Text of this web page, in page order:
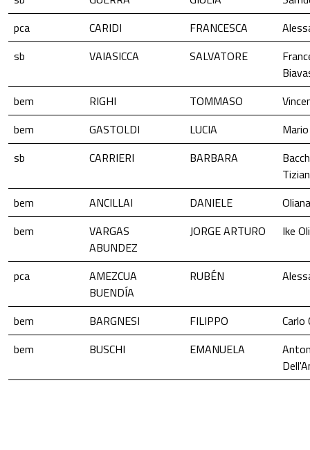
pca
CARIDI FRANCESCA
sb
VAIASICCA SALVATORE
bem
RIGHI TOMMASO
bem
GASTOLDI LUCIA
sb
CARRIERI BARBARA
bem
ANCILLAI DANIELE
bem
VARGAS
ABUNDEZ
JORGE ARTURO Ike
pca
AMEZCUA
BUENDÍA
RUBÉN
bem BARGNESI FILIPPO
Carlo
bem
BUSCHI EMANUELA